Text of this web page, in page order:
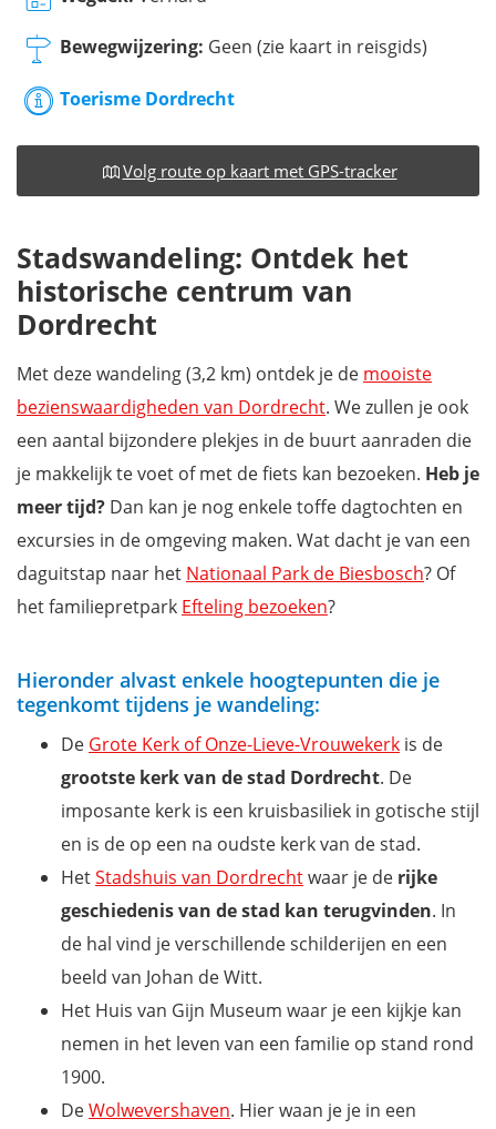
Bewegwijzering: Geen (zie kaart in reisgids)
Toerisme Dordrecht
Volg route op kaart met GPS-tracker
Stadswandeling: Ontdek het
historische centrum van
Dordrecht
Met deze wandeling (3,2 km) ontdek je de mooiste
bezienswaardigheden van Dordrecht. We zullen je ook
een aantal bijzondere plekjes in de buurt aanraden die
je makkelijk te voet of met de fiets kan bezoeken. Heb je
meer tijd? Dan kan je nog enkele toffe dagtochten en
excursies in de omgeving maken. Wat dacht je van een
daguitstap naar het Nationaal Park de Biesbosch? Of
het familiepretpark Efteling bezoeken?
Hieronder alvast enkele hoogtepunten die je
tegenkomt tijdens je wandeling:
De Grote Kerk of Onze-Lieve-Vrouwekerk is de
grootste kerk van de stad Dordrecht. De
imposante kerk is een kruisbasiliek in gotische stijl
en is de op een na oudste kerk van de stad.
HetStadshuis van Dordrechtwaar je de rijke
geschiedenis van de stad kan terugvinden. In
de hal vind je verschillende schilderijen en een
beeld van Johan de Witt.
Het Huis van Gijn Museum waar je een kijkje kan
nemen in het leven van een familie op stand rond
1900.
DeWolwevershaven. Hier waan je je in een